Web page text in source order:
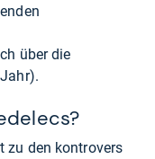
über die
zu den kontrovers